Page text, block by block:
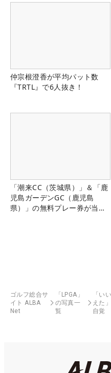
仲宗根澄香が平均パット数
『TRTL』で6人抜き！
「潮来CC（茨城県）」＆「鹿
児島ガーデンGC（鹿児島
県）」の無料プレー券が当た
ゴルフ総合サ
イト ALBA
Net
「LPGA」
の写真一
覧
「い
えた
自覚